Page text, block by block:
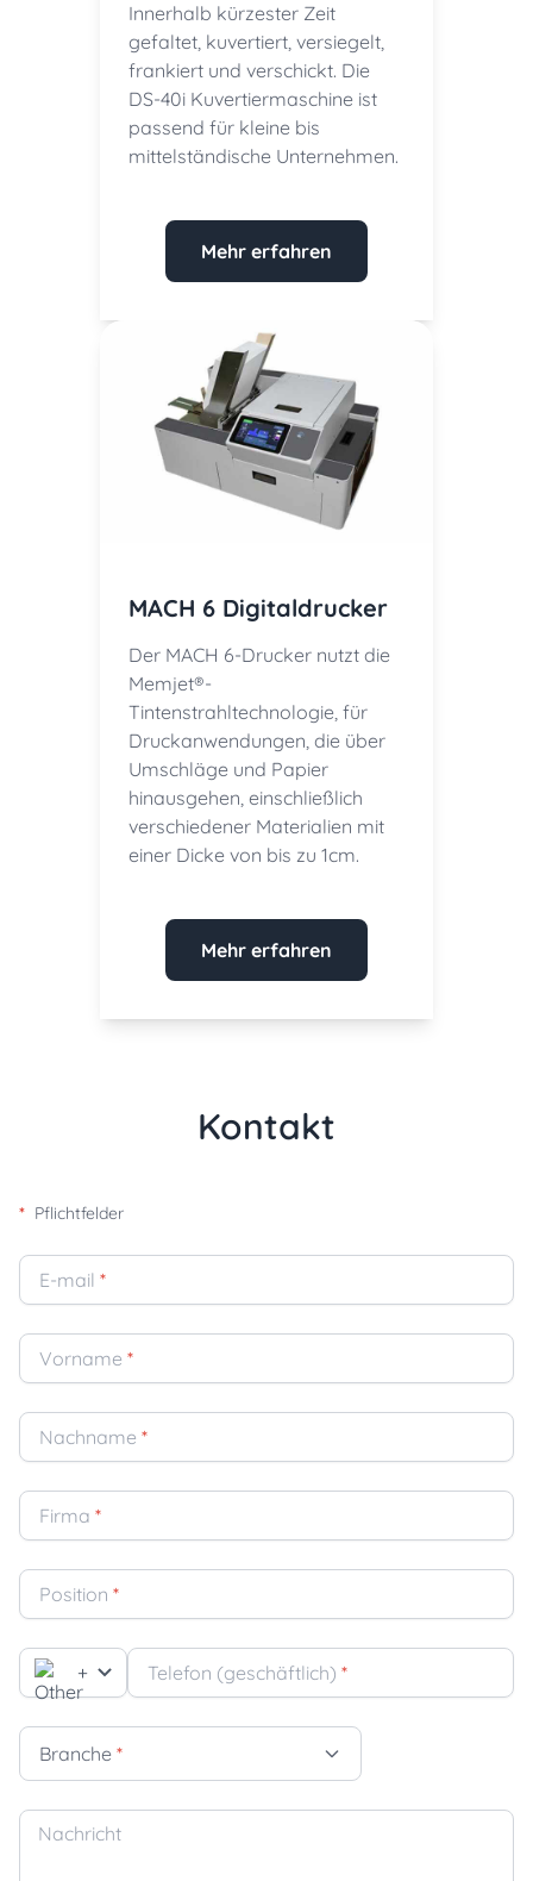
Innerhalb kürzester Zeit
gefaltet, kuvertiert, versiegelt,
frankiert und verschickt. Die
DS-40i Kuvertiermaschine ist
passend für kleine bis
mittelständische Unternehmen.
Mehr erfahren
MACH 6 Digitaldrucker
Der MACH 6-Drucker nutzt die
Memjet®-
Tintenstrahltechnologie, für
Druckanwendungen, die über
Umschläge und Papier
hinausgehen, einschließlich
verschiedener Materialien mit
einer Dicke von bis zu 1cm.
Mehr erfahren
Kontakt
* Pflichtfelder
E-mail *
Vorname *
Nachname *
Firma *
Position *
+ Telefon (geschäftlich) *
Branche *
Nachricht